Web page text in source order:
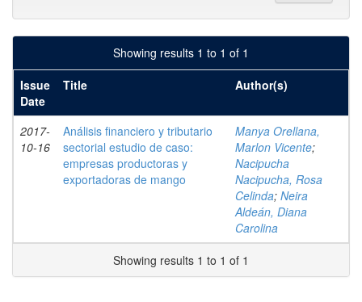
Showing results 1 to 1 of 1
Issue
Date
Title Author(s)
2017-
10-16
Análisis financiero y tributario
sectorial estudio de caso:
empresas productoras y
exportadoras de mango
Manya Orellana,
Marlon Vicente;
Nacipucha
Nacipucha, Rosa
Celinda; Neira
Aldeán, Diana
Carolina
Showing results 1 to 1 of 1